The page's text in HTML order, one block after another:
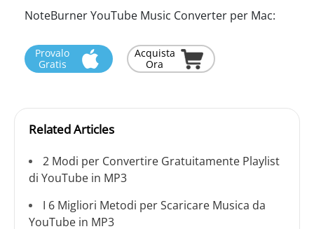
NoteBurner YouTube Music Converter per Mac:
Provalo
Gratis
Acquista
Ora
Related Articles
2 Modi per Convertire Gratuitamente Playlist
di YouTube in MP3
I 6 Migliori Metodi per Scaricare Musica da
YouTube in MP3